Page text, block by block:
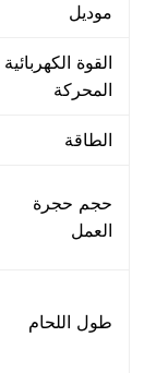
موديل
القوة الكهربائية
المحركة
الطاقة
حجم حجرة
العمل
طول اللحام